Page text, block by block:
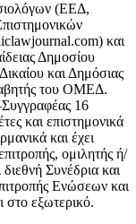
(ΕΕΔ,
και
Δημοσίου
και Δημόσιας
του ΟΜΕΔ.
16
και επιστημονικά
και έχει
ομιλητής ή/
Συνέδρια και
Ενώσεων και
στο εξωτερικό.